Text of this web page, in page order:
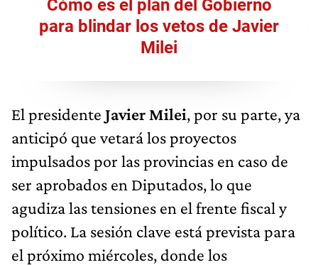
Cómo es el plan del Gobierno
para blindar los vetos de Javier
Milei
El presidente Javier Milei, por su parte, ya
anticipó que vetará los proyectos
impulsados por las provincias en caso de
ser aprobados en Diputados, lo que
agudiza las tensiones en el frente fiscal y
político. La sesión clave está prevista para
el próximo miércoles, donde los